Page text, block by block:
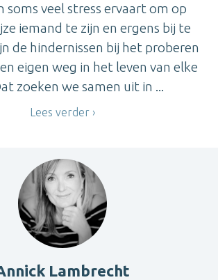
soms veel stress ervaart om op
iemand te zijn en ergens bij te
de hindernissen bij het proberen
eigen weg in het leven van elke
zoeken we samen uit in ...
Lees verder
Lambrecht